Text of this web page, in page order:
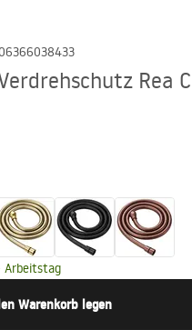
Rea
Arbeitstag
Warenkorb legen